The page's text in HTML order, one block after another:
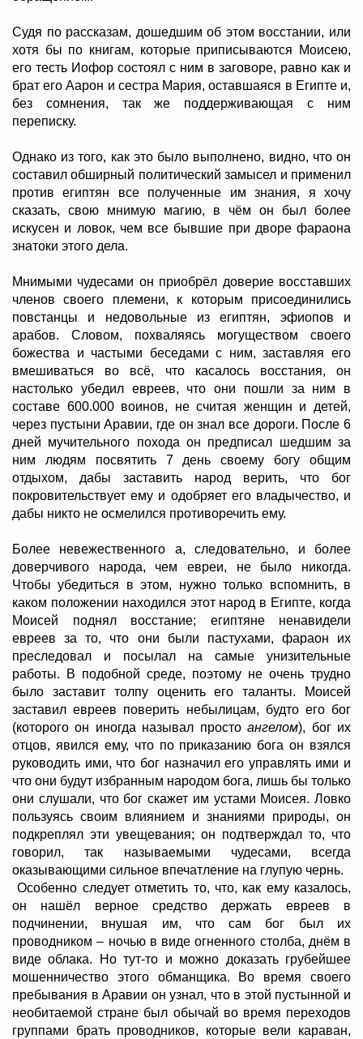
Судя по рассказам, дошедшим об этом восстании, или
хотя бы по книгам, которые приписываются Моисею,
его тесть Иофор состоял с ним в заговоре, равно как и
брат его Аарон и сестра Мария, оставшаяся в Египте и,
без сомнения, так же поддерживающая с ним
переписку.
Однако из того, как это было выполнено, видно, что он
составил обширный политический замысел и применил
против египтян все полученные им знания, я хочу
сказать, свою мнимую магию, в чём он был более
искусен и ловок, чем все бывшие при дворе фараона
знатоки этого дела.
Мнимыми чудесами он приобрёл доверие восставших
членов своего племени, к которым присоединились
повстанцы и недовольные из египтян, эфиопов и
арабов. Словом, похваляясь могуществом своего
божества и частыми беседами с ним, заставляя его
вмешиваться во всё, что касалось восстания, он
настолько убедил евреев, что они пошли за ним в
составе 600.000 воинов, не считая женщин и детей,
через пустыни Аравии, где он знал все дороги. После 6
дней мучительного похода он предписал шедшим за
ним людям посвятить 7 день своему богу общим
отдыхом, дабы заставить народ верить, что бог
покровительствует ему и одобряет его владычество, и
дабы никто не осмелился противоречить ему.
Более невежественного а, следовательно, и более
доверчивого народа, чем евреи, не было никогда.
Чтобы убедиться в этом, нужно только вспомнить, в
каком положении находился этот народ в Египте, когда
Моисей поднял восстание; египтяне ненавидели
евреев за то, что они были пастухами, фараон их
преследовал и посылал на самые унизительные
работы. В подобной среде, поэтому не очень трудно
было заставит толпу оценить его таланты. Моисей
заставил евреев поверить небылицам, будто его бог
(которого он иногда называл просто ангелом), бог их
отцов, явился ему, что по приказанию бога он взялся
руководить ими, что бог назначил его управлять ими и
что они будут избранным народом бога, лишь бы только
они слушали, что бог скажет им устами Моисея. Ловко
пользуясь своим влиянием и знаниями природы, он
подкреплял эти увещевания; он подтверждал то, что
говорил, так называемыми чудесами, всегда
оказывающими сильное впечатление на глупую чернь.
Особенно следует отметить то, что, как ему казалось,
он нашёл верное средство держать евреев в
подчинении, внушая им, что сам бог был их
проводником – ночью в виде огненного столба, днём в
виде облака. Но тут-то и можно доказать грубейшее
мошенничество этого обманщика. Во время своего
пребывания в Аравии он узнал, что в этой пустынной и
необитаемой стране был обычай во время переходов
группами брать проводников, которые вели караван,